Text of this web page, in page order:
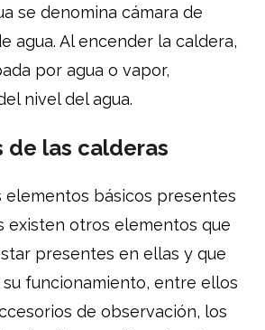
se denomina cámara de
agua. Al encender la caldera,
por agua o vapor,
nivel del agua.
de las calderas
elementos básicos presentes
existen otros elementos que
presentes en ellas y que
funcionamiento, entre ellos
de observación, los